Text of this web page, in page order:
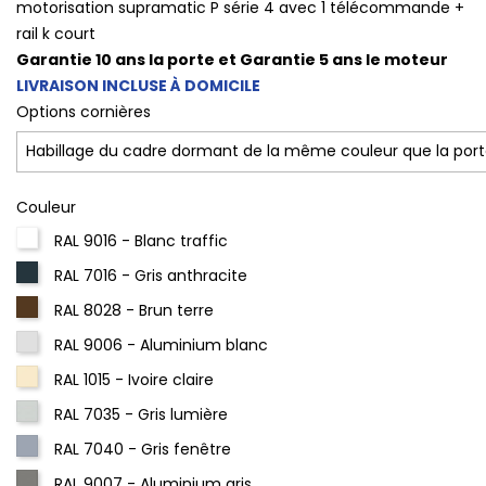
motorisation supramatic P série 4 avec 1 télécommande +
rail k court
Garantie 10 ans la porte et Garantie 5 ans le moteur
LIVRAISON INCLUSE À DOMICILE
Options cornières
Couleur
RAL 9016 - Blanc traffic
RAL 7016 - Gris anthracite
RAL 8028 - Brun terre
RAL 9006 - Aluminium blanc
RAL 1015 - Ivoire claire
RAL 7035 - Gris lumière
RAL 7040 - Gris fenêtre